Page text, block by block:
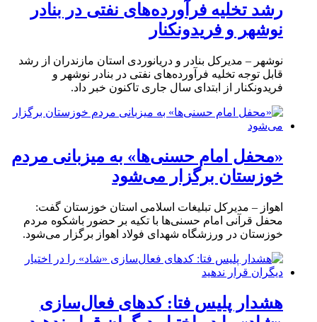
رشد تخلیه فرآورده‌های نفتی در بنادر
نوشهر و فریدونکنار
نوشهر – مدیرکل بنادر و دریانوردی استان مازندران از رشد
قابل توجه تخلیه فرآورده‌های نفتی در بنادر نوشهر و
فریدونکنار از ابتدای سال جاری تاکنون خبر داد.
«محفل امام حسنی‌ها» به میزبانی مردم
خوزستان برگزار می‌شود
اهواز – مدیرکل تبلیغات اسلامی استان خوزستان گفت:
محفل قرآنی امام حسنی‌ها با تکیه بر حضور باشکوه مردم
خوزستان در ورزشگاه شهدای فولاد اهواز برگزار می‌شود.
هشدار پلیس فتا: کدهای فعال‌سازی